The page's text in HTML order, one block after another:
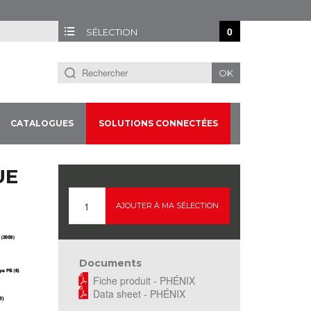
SÉLECTION 0
OK
CATALOGUES SOLUTIONS CONNECTÉES
AJOUTER À MA SÉLECTION
Documents
Fiche produit - PHÉNIX
Data sheet - PHÉNIX